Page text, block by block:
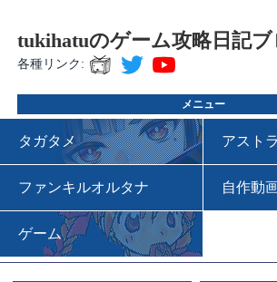
tukihatuのゲーム攻略日記
各種リンク:
メニュー
タガタメ アスト
ファンキルオルタナ 自作動
ゲーム